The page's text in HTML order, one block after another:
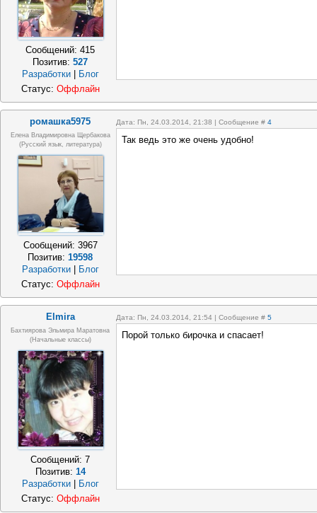
Сообщений:415
Позитив:527
Разработки | Блог
Статус: Оффлайн
ромашка5975 Дата: Пн, 24.03.2014, 21:38 | Сообщение # 4
Елена Владимировна Щербакова
(русский язык, литература)
Сообщений: 3967
Позитив:19598
Разработки
Блог
Так ведь это же очень удобно!
Статус: Оффлайн
Elmira Дата: Пн, 24.03.2014, 21:54 | Сообщение # 5
Бахтиярова Эльмира Маратовна
(начальные классы)
Сообщений:7
Позитив: 14
Разработки
Блог
Порой только бирочка и спасает!
Статус: Оффлайн